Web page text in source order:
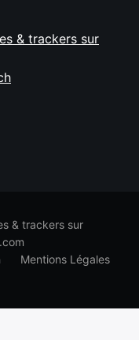
& trackers sur
& trackers sur
Mentions Légales